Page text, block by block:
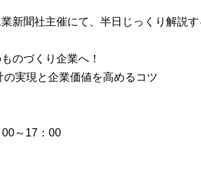
新聞社主催にて、半日じっくり解説す
のづくり企業へ！
実現と企業価値を高めるコツ
～17：00